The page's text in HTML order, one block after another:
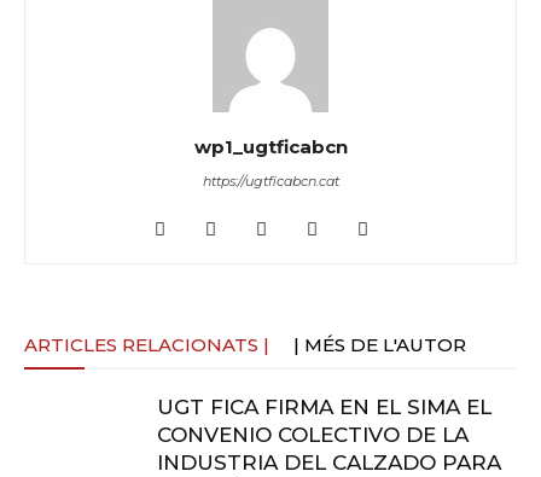
wp1_ugtficabcn
https://ugtficabcn.cat
ARTICLES RELACIONATS | | MÉS DE L'AUTOR
UGT FICA FIRMA EN EL SIMA EL
CONVENIO COLECTIVO DE LA
INDUSTRIA DEL CALZADO PARA